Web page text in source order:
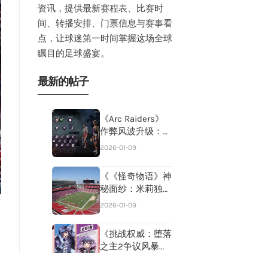
资讯，提供最新赛程表、比赛时
间、转播安排、门票信息与赛事看
点，让球迷第一时间掌握这场全球
瞩目的足球盛宴。
最新的帖子
《Arc Raiders》
作弊风波升级：揭
秘游戏内部混乱乱
2026-01-09
《《怪奇物语》神
秘面纱：米莉独家
揭秘小十一真相，
密，内幕曝光！》
2026-01-09
《挑战权威：堕落
之主2争议风暴》